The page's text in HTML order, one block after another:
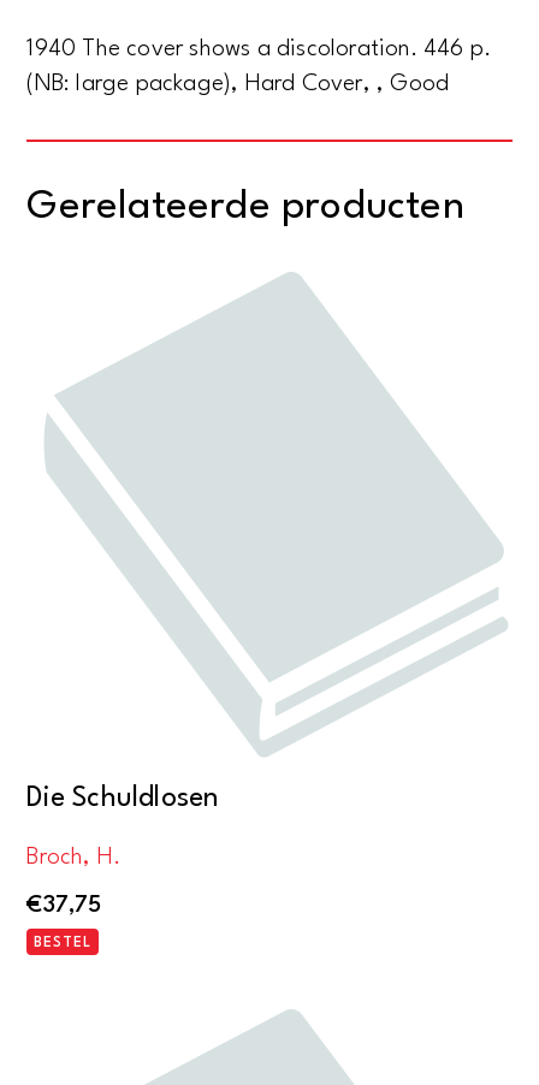
1940 The cover shows a discoloration. 446 p.
(NB: large package), Hard Cover, , Good
Gerelateerde producten
Die Schuldlosen
Broch, H.
€37,75
BESTEL